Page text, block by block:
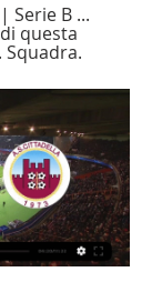
Serie B ...
questa
Squadra.